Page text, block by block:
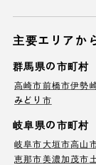
主要エリアか
群馬県の市町村
高崎市前橋市伊勢
みどり市
岐阜県の市町村
岐阜市大垣市高山
恵那市美濃加茂市